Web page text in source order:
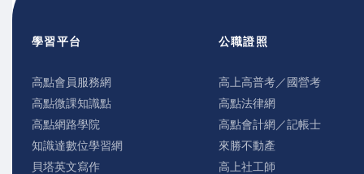
學習平台
高點會員服務網
高點微課知識點
高點網路學院
知識達數位學習網
貝塔英文寫作
公職證照
高上高普考／國營考
高點法律網
高點會計網／記帳士
來勝不動產
高上社工師